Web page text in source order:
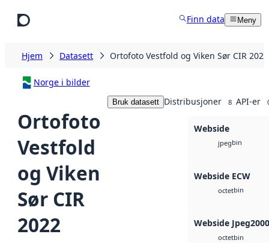
Finn data Meny
Hjem Datasett Ortofoto Vestfold og Viken Sør CIR 2022
Norge i bilder
Ortofoto
Vestfold
og Viken
Sør CIR
2022
Bruk datasett Distribusjoner 8 API-er
Webside
jpegbin
Webside ECW
octetbin
Webside Jpeg2000
octetbin